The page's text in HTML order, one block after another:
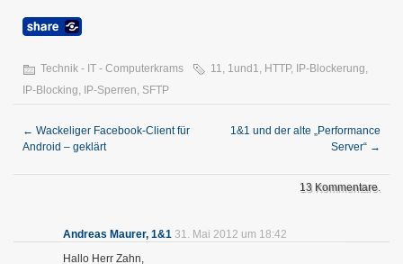
Technik - IT - Computerkrams 11, 1und1, HTTP, IP-Blockerung,
IP-Blocking, IP-Sperren, SFTP
← Wackeliger Facebook-Client für
Android – geklärt
1&1 und der alte „Performance
Server“ →
13 Kommentare.
Andreas Maurer, 1&1 31. Mai 2012 um 18:42
Hallo Herr Zahn,